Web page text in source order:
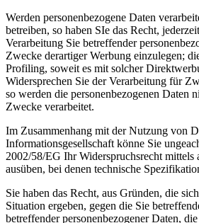
Werden personenbezogene Daten
betreiben, so haben SIe das Recht,
Verarbeitung Sie betreffender
Zwecke derartiger Werbung einzulegen;
Profiling, soweit es mit solcher
Widersprechen Sie der Verarbeitung für
so werden die personenbezogenen Daten
Zwecke verarbeitet.
Im Zusammenhang mit der Nutzung von
Informationsgesellschaft könne Sie
2002/58/EG Ihr Widerspruchsrecht mittels
ausüben, bei denen technische
Sie haben das Recht, aus Gründen, die
Situation ergeben, gegen die Sie
betreffender personenbezogener Daten,